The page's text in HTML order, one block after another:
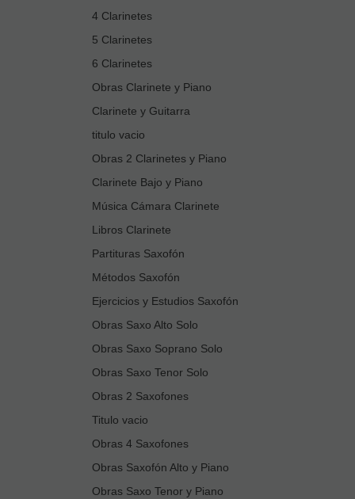
4 Clarinetes
5 Clarinetes
6 Clarinetes
Obras Clarinete y Piano
Clarinete y Guitarra
titulo vacio
Obras 2 Clarinetes y Piano
Clarinete Bajo y Piano
Música Cámara Clarinete
Libros Clarinete
Partituras Saxofón
Métodos Saxofón
Ejercicios y Estudios Saxofón
Obras Saxo Alto Solo
Obras Saxo Soprano Solo
Obras Saxo Tenor Solo
Obras 2 Saxofones
Titulo vacio
Obras 4 Saxofones
Obras Saxofón Alto y Piano
Obras Saxo Tenor y Piano